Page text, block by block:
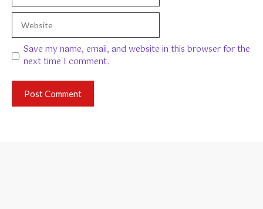
Save my name, email, and website in this browser for the
next time I comment.